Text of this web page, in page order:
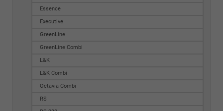
Essence
Executive
GreenLine
GreenLine Combi
L&K
L&K Combi
Octavia Combi
RS